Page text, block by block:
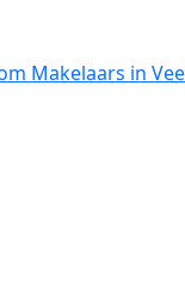
Makelaars in